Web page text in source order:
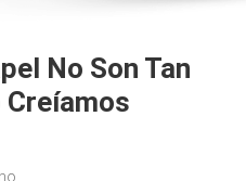
No Son Tan
Creíamos